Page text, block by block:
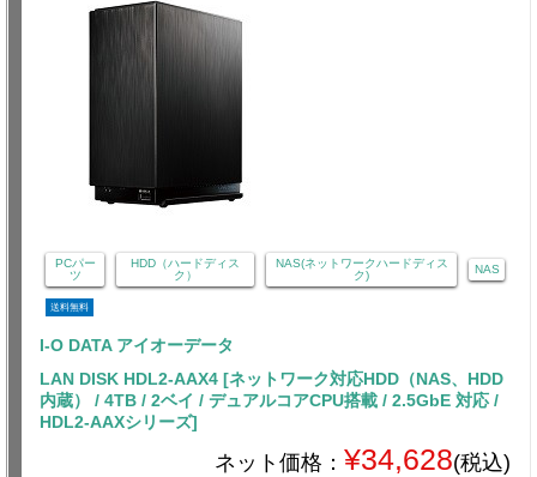
PCパー
ツ
HDD（ハードディス
ク）
NAS(ネットワークハードディス
ク)
NAS
送料無料
I-O DATA アイオーデータ
LAN DISK HDL2-AAX4 [ネットワーク対応HDD（NAS、HDD
内蔵） / 4TB / 2ベイ / デュアルコアCPU搭載 / 2.5GbE 対応 /
HDL2-AAXシリーズ]
ネット価格： ¥34,628(税込)